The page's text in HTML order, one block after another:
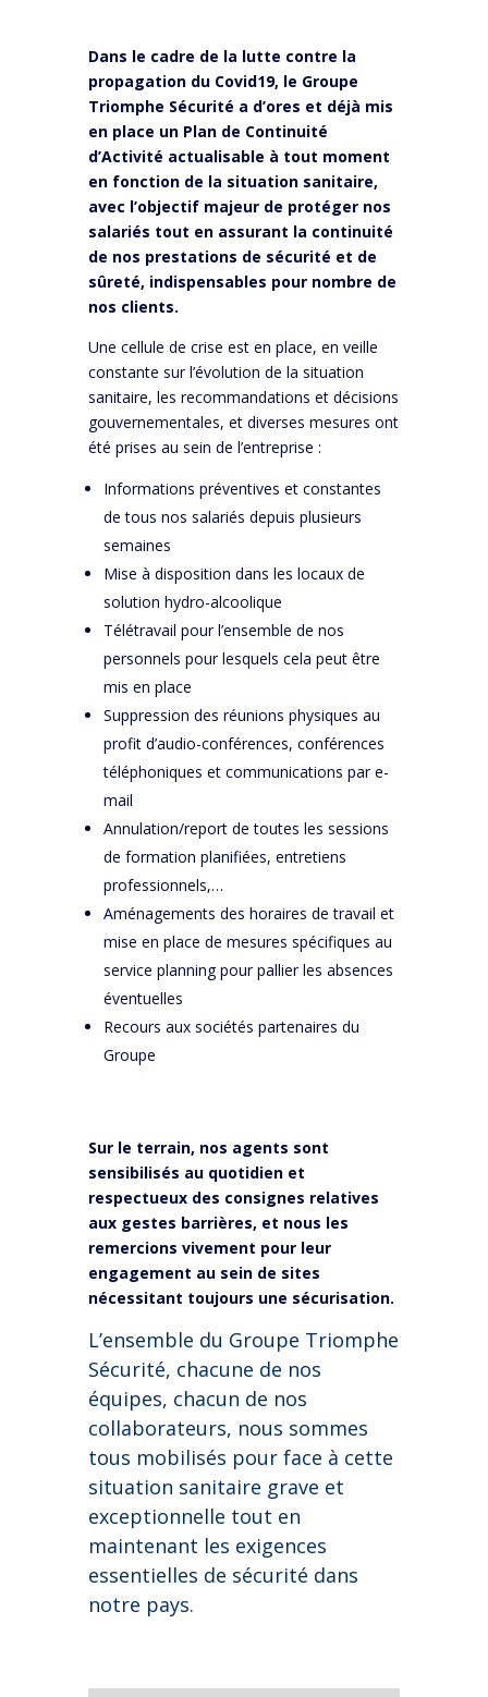
Dans le cadre de la lutte contre la
propagation du Covid19, le Groupe
Triomphe Sécurité a d’ores et déjà mis
en place un Plan de Continuité
d’Activité actualisable à tout moment
en fonction de la situation sanitaire,
avec l’objectif majeur de protéger nos
salariés tout en assurant la continuité
de nos prestations de sécurité et de
sûreté, indispensables pour nombre de
nos clients.
Une cellule de crise est en place, en veille
constante sur l’évolution de la situation
sanitaire, les recommandations et décisions
gouvernementales, et diverses mesures ont
été prises au sein de l’entreprise :
Informations préventives et constantes
de tous nos salariés depuis plusieurs
semaines
Mise à disposition dans les locaux de
solution hydro-alcoolique
Télétravail pour l’ensemble de nos
personnels pour lesquels cela peut être
mis en place
Suppression des réunions physiques au
profit d’audio-conférences, conférences
téléphoniques et communications par e-
mail
Annulation/report de toutes les sessions
de formation planifiées, entretiens
professionnels,…
Aménagements des horaires de travail et
mise en place de mesures spécifiques au
service planning pour pallier les absences
éventuelles
Recours aux sociétés partenaires du
Groupe
Sur le terrain, nos agents sont
sensibilisés au quotidien et
respectueux des consignes relatives
aux gestes barrières, et nous les
remercions vivement pour leur
engagement au sein de sites
nécessitant toujours une sécurisation.
L’ensemble du Groupe Triomphe
Sécurité, chacune de nos
équipes, chacun de nos
collaborateurs, nous sommes
tous mobilisés pour face à cette
situation sanitaire grave et
exceptionnelle tout en
maintenant les exigences
essentielles de sécurité dans
notre pays.